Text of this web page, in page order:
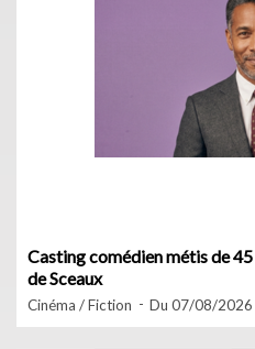
Casting comédien métis de
de Sceaux
Cinéma / Fiction Du 07/08/